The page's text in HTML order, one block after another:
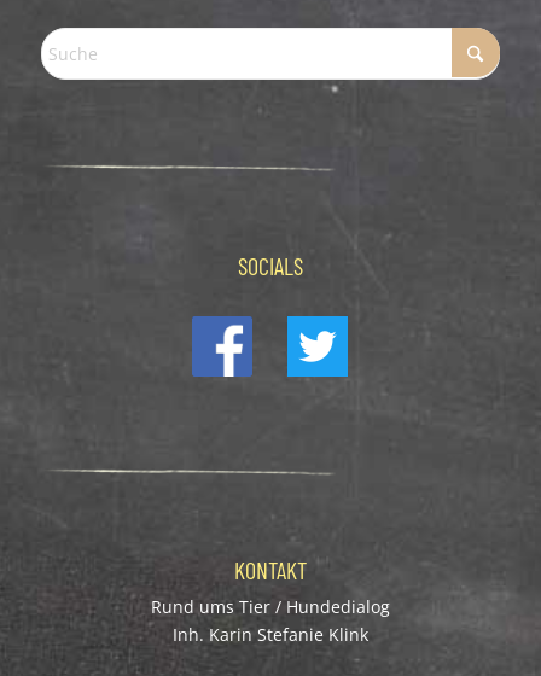
SOCIALS
KONTAKT
Rund ums Tier / Hundedialog
Inh. Karin Stefanie Klink